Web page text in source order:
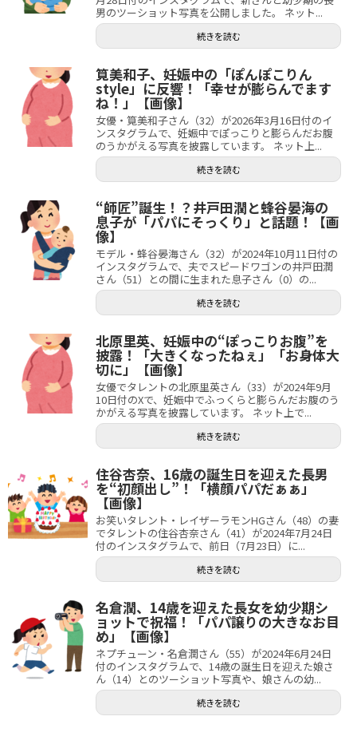
男のツーショット写真を公開しました。 ネット...
続きを読む
筧美和子、妊娠中の「ぽんぽこりん
style」に反響！「幸せが膨らんでます
ね！」【画像】
女優・筧美和子さん（32）が2026年3月16日付のイ
ンスタグラムで、妊娠中でぽっこりと膨らんだお腹
のうかがえる写真を披露しています。 ネット上...
続きを読む
“師匠”誕生！？井戸田潤と蜂谷晏海の
息子が「パパにそっくり」と話題！【画
像】
モデル・蜂谷晏海さん（32）が2024年10月11日付の
インスタグラムで、夫でスピードワゴンの井戸田潤
さん（51）との間に生まれた息子さん（0）の...
続きを読む
北原里英、妊娠中の“ぽっこりお腹”を
披露！「大きくなったねぇ」「お身体大
切に」【画像】
女優でタレントの北原里英さん（33）が2024年9月
10日付のXで、妊娠中でふっくらと膨らんだお腹のう
かがえる写真を披露しています。 ネット上で...
続きを読む
住谷杏奈、16歳の誕生日を迎えた長男
を“初顔出し”！「横顔パパだぁぁ」
【画像】
お笑いタレント・レイザーラモンHGさん（48）の妻
でタレントの住谷杏奈さん（41）が2024年7月24日
付のインスタグラムで、前日（7月23日）に...
続きを読む
名倉潤、14歳を迎えた長女を幼少期シ
ョットで祝福！「パパ譲りの大きなお目
め」【画像】
ネプチューン・名倉潤さん（55）が2024年6月24日
付のインスタグラムで、14歳の誕生日を迎えた娘さ
ん（14）とのツーショット写真や、娘さんの幼...
続きを読む